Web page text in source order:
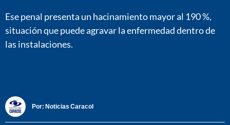
Ese penal presenta un hacinamiento mayor al 190 %,
situación que puede agravar la enfermedad dentro de
las instalaciones.
Por: Noticias Caracol